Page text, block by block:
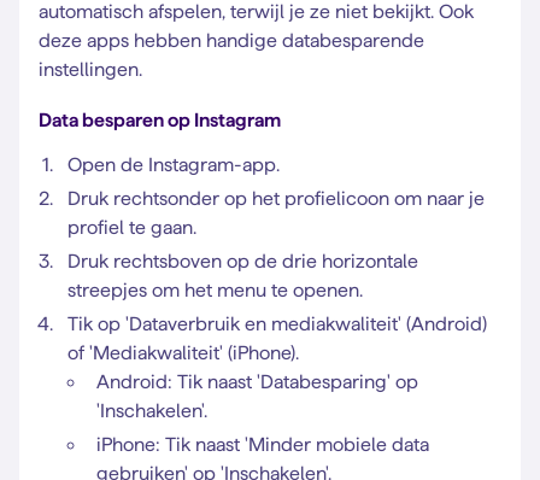
automatisch afspelen, terwijl je ze niet bekijkt. Ook
deze apps hebben handige databesparende
instellingen.
Data besparen op Instagram
Open de Instagram-app.
Druk rechtsonder op het profielicoon om naar je
profiel te gaan.
Druk rechtsboven op de drie horizontale
streepjes om het menu te openen.
Tik op 'Dataverbruik en mediakwaliteit' (Android)
of 'Mediakwaliteit' (iPhone).
Android: Tik naast 'Databesparing' op
'Inschakelen'.
iPhone: Tik naast 'Minder mobiele data
gebruiken' op 'Inschakelen'.